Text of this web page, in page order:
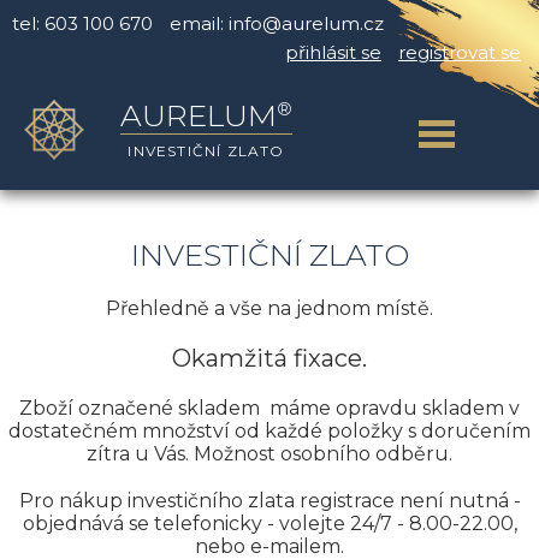
tel: 603 100 670 email: info@aurelum.cz
přihlásit se
registrovat se
AURELUM ®
INVESTIČNÍ ZLATO
INVESTIČNÍ ZLATO
Přehledně a vše na jednom místě.
Okamžitá fixace.
Zboží označené skladem máme opravdu skladem v
dostatečném množství od každé položky s doručením
zítra u Vás. Možnost osobního odběru.
Pro nákup investičního zlata registrace není nutná -
objednává se telefonicky - volejte 24/7 - 8.00-22.00,
nebo e-mailem.